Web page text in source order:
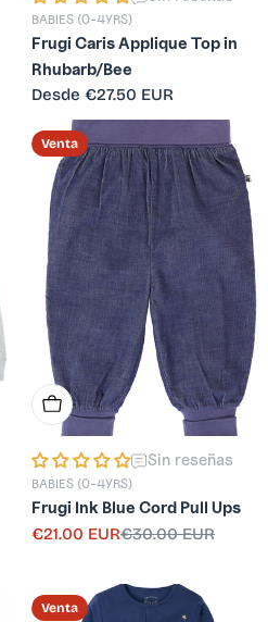
BABIES (0-4YRS)
Frugi Caris Applique Top in
Rhubarb/Bee
Precio
habitual
Desde €27.50 EUR
Venta
Elige Opciones
Sin reseñas
BABIES (0-4YRS)
Frugi Ink Blue Cord Pull Ups
Precio
€21.00 EUR
Precio
€30.00 EUR
Venta